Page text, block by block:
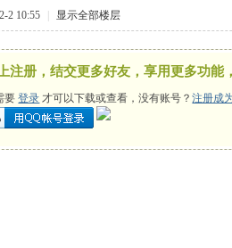
2 10:55 显示全部楼层
注册，结交更多好友，享用更多功能
要登录 才可以下载或查看，没有账号？注册成